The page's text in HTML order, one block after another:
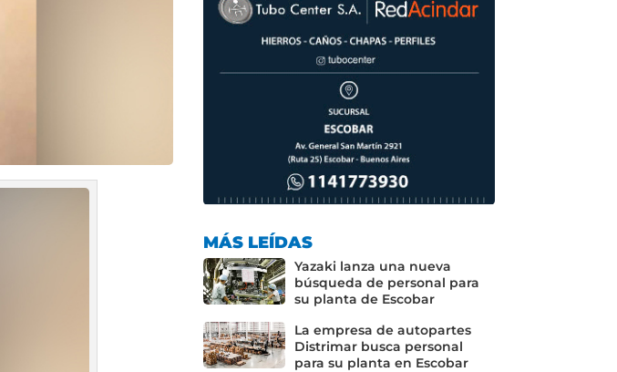
MÁS LEÍDAS
Yazaki lanza una nueva
búsqueda de personal para
su planta de Escobar
La empresa de autopartes
Distrimar busca personal
para su planta en Escobar